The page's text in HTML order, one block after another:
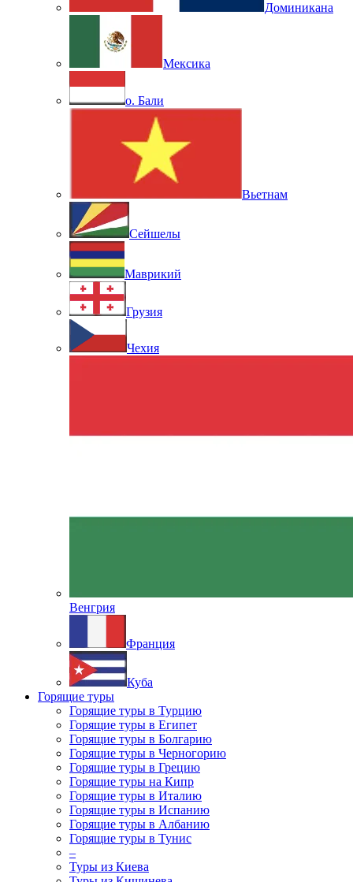
Доминикана
Мексика
о. Бали
Вьетнам
Сейшелы
Маврикий
Грузия
Чехия
Венгрия
Франция
Куба
Горящие туры
Горящие туры в Турцию
Горящие туры в Египет
Горящие туры в Болгарию
Горящие туры в Черногорию
Горящие туры в Грецию
Горящие туры на Кипр
Горящие туры в Италию
Горящие туры в Испанию
Горящие туры в Албанию
Горящие туры в Тунис
–
Туры из Киева